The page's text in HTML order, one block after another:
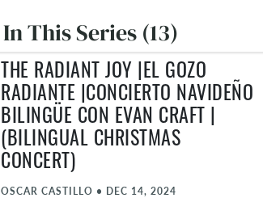
In This Series (13)
THE RADIANT JOY |EL GOZO
RADIANTE |CONCIERTO NAVIDEÑO
BILINGÜE CON EVAN CRAFT |
(BILINGUAL CHRISTMAS
CONCERT)
OSCAR CASTILLO • DEC 14, 2024